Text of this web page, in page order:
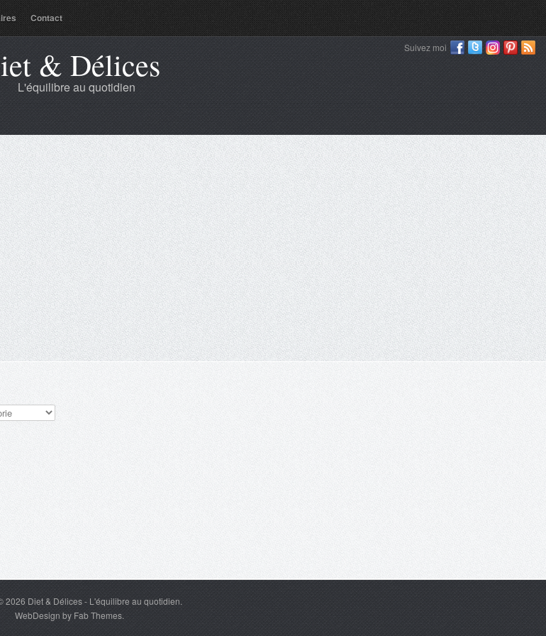
Contact
Suivez moi
& Délices
L'équilibre au quotidien
2026 Diet & Délices- L'équilibre au quotidien.
WebDesign by Fab Themes.